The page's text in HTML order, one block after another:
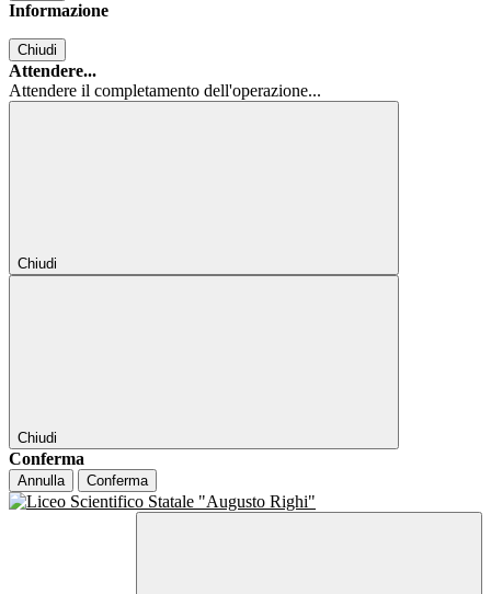
Informazione
Chiudi
Attendere...
Attendere il completamento dell'operazione...
Chiudi
Chiudi
Conferma
Annulla Conferma